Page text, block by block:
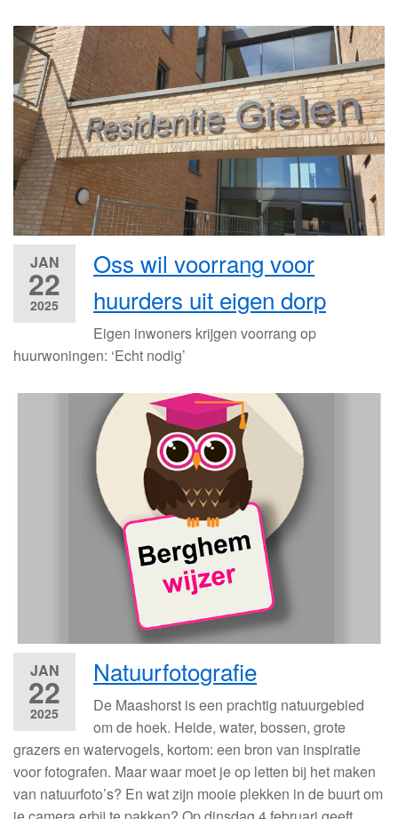
JAN
22
2025
Oss wil voorrang voor
huurders uit eigen dorp
Eigen inwoners krijgen voorrang op
huurwoningen: ‘Echt nodig’
JAN
22
2025
Natuurfotografie
De Maashorst is een prachtig natuurgebied
om de hoek. Heide, water, bossen, grote
grazers en watervogels, kortom: een bron van inspiratie
voor fotografen. Maar waar moet je op letten bij het maken
van natuurfoto’s? En wat zijn mooie plekken in de buurt om